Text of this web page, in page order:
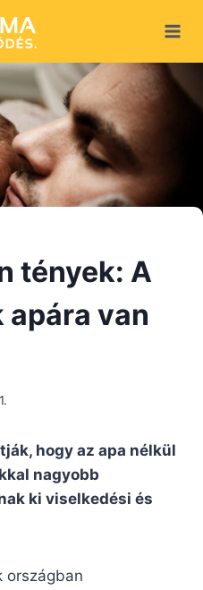
tények: A
van
hogy az apa nélkül
nagyobb
ki viselkedési és
országban